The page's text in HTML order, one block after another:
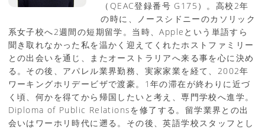
（QEAC登録番号 G175）。高校2年
の時に、ノースシドニーのカソリック
系女子校へ2週間の短期留学。当時、Appleという単語すら
聞き取れなかった私を温かく迎えてくれたホストファミリー
との出会いを通じ、またオーストラリアへ来る事を心に決め
る。その後、アパレル業界勤務、実家家業を経て、2002年
ワーキングホリデービザで渡豪。1年の滞在が終わりに近づ
く頃、何かを得てから帰国したいと考え、専門学校へ進学。
Diploma of Public Relationsを修了する。留学業界との出
会いはワーホリ時代に遡る。その後、英語学校スタッフとし